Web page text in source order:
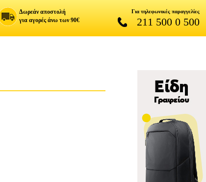
Δωρεάν αποστολή
για αγορές άνω των 90€
Για τηλεφωνικές παραγγελίες
211 500 0 500